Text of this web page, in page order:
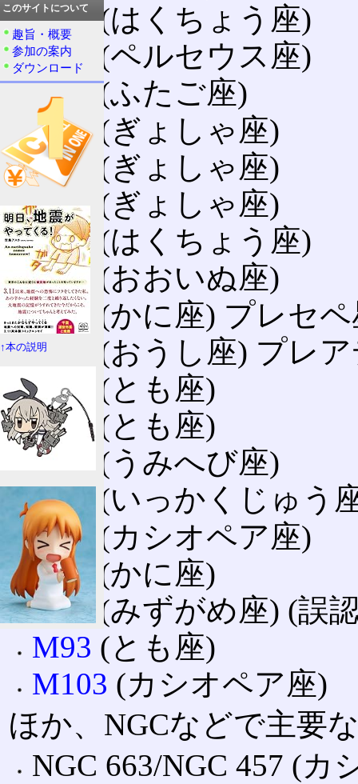
M29(はくちょう座)
M34
(ペルセウス座)
M35(ふたご座)
M36(ぎょしゃ座)
M37
(ぎょしゃ座)
M38
(ぎょしゃ座)
M39 (はくちょう座)
M41 (おおいぬ座)
M44 (かに座) プレセ
M45
(おうし座) プレ
M46
(とも座)
M47(とも座)
M48
(うみへび座)
M50
(いっかくじゅう
M52 (カシオペア座)
M67 (かに座)
M73(みずがめ座) (誤
M93 (とも座)
M103 (カシオペア座)
ほか、NGCなどで主要
NGC 663/NGC 457 (カ
このサイトについて
趣旨・概要
参加の案内
ダウンロード
↑本の説明